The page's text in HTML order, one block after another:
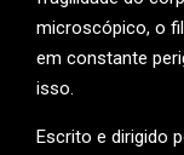
microscópico, o
em constante
isso.
Escrito e dirigido